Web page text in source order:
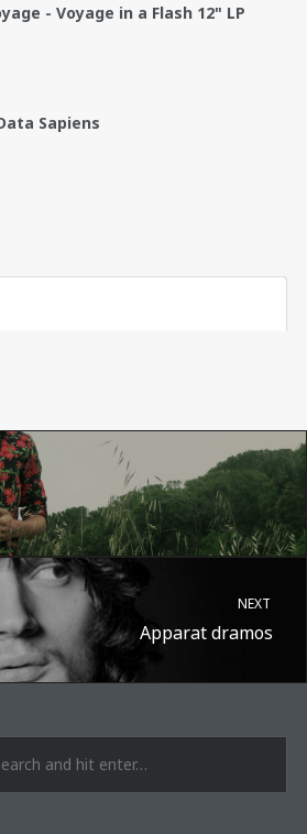
€45.00
- Voyage in a Flash 12" LP
Sapiens
music multiactivity (@surufortherecord)
NEXT
Apparat dramos